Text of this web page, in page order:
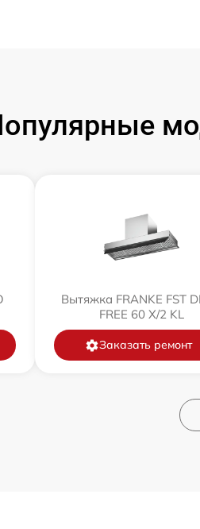
Вытяжка FRANKE FST
FREE 60 X/2 KL
Заказать ремонт